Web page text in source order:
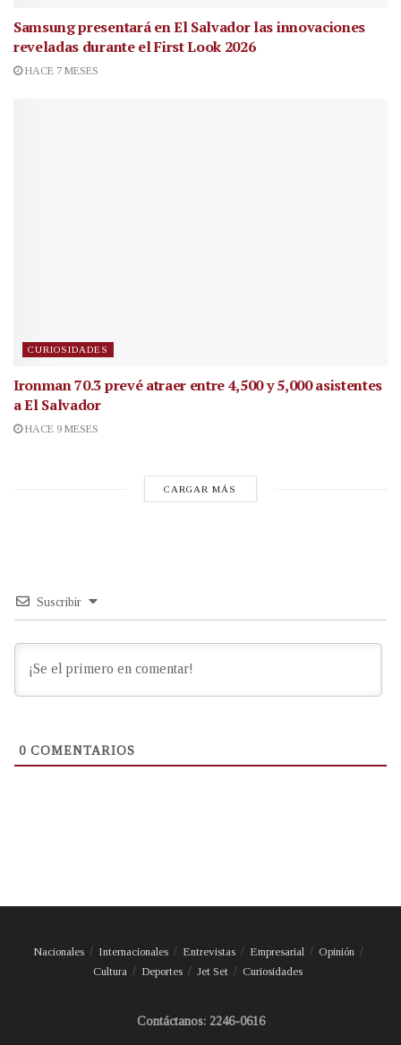
Samsung presentará en El Salvador las innovaciones
reveladas durante el First Look 2026
HACE 7 MESES
CURIOSIDADES
Ironman 70.3 prevé atraer entre 4,500 y 5,000 asistentes
a El Salvador
HACE 9 MESES
CARGAR MÁS
Suscribir
0 COMENTARIOS
Nacionales Internacionales Entrevistas Empresarial
Opinión
Cultura
Deportes Jet Set Curiosidades
Contáctanos: 2246-0616